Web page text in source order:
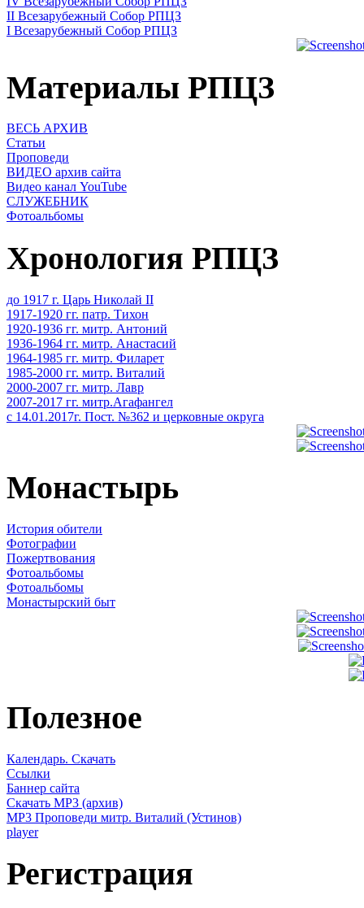
II Всезарубежный Собор РПЦЗ
I Всезарубежный Собор РПЦЗ
Материалы РПЦЗ
ВЕСЬ АРХИВ
Статьи
Проповеди
ВИДЕО архив сайта
Видео канал YouTube
СЛУЖЕБНИК
Фотоальбомы
Хронология РПЦЗ
до 1917 г. Царь Николай II
1917-1920 гг. патр. Тихон
1920-1936 гг. митр. Антоний
1936-1964 гг. митр. Анастасий
1964-1985 гг. митр. Филарет
1985-2000 гг. митр. Виталий
2000-2007 гг. митр. Лавр
2007-2017 гг. митр.Агафангел
с 14.01.2017г. Пост. №362 и церковные округа
Монастырь
История обители
Фотографии
Пожертвования
Фотоальбомы
Фотоальбомы
Монастырский быт
Полезное
Календарь. Скачать
Ссылки
Баннер сайта
Скачать MP3 (архив)
MP3 Проповеди митр. Виталий (Устинов)
player
Регистрация